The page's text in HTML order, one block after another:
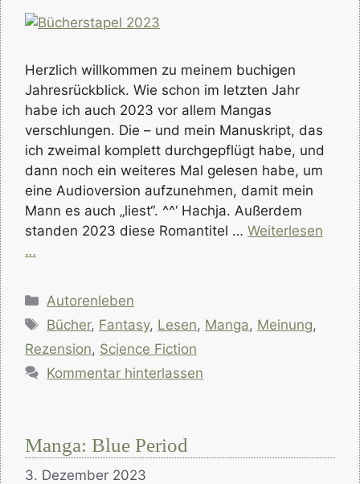
Herzlich willkommen zu meinem buchigen
Jahresrückblick. Wie schon im letzten Jahr
habe ich auch 2023 vor allem Mangas
verschlungen. Die – und mein Manuskript, das
ich zweimal komplett durchgepflügt habe, und
dann noch ein weiteres Mal gelesen habe, um
eine Audioversion aufzunehmen, damit mein
Mann es auch „liest“. ^^‘ Hachja. Außerdem
standen 2023 diese Romantitel … Weiterlesen
…
Kategorien
Autorenleben
Schlagwörter
Bücher, Fantasy, Lesen, Manga, Meinung,
Rezension, Science Fiction
Kommentar hinterlassen
Manga: Blue Period
3. Dezember 2023